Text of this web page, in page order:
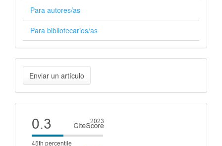
Para autores/as
Para bibliotecarios/as
Enviar
un
artículo
Enviar un artículo
Cite
score